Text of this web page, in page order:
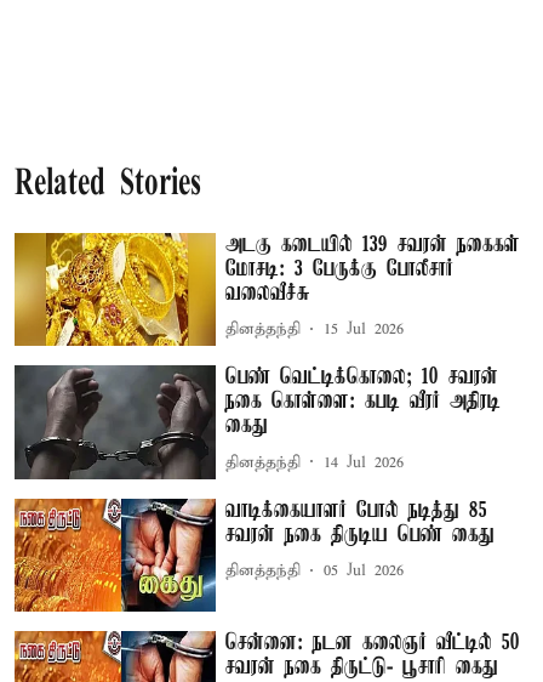
Related Stories
அடகு கடையில் 139 சவரன் நகைகள்
மோசடி: 3 பேருக்கு போலீசார்
வலைவீச்சு
தினத்தந்தி 15 Jul 2026
பெண் வெட்டிக்கொலை; 10 சவரன்
நகை கொள்ளை: கபடி வீரர் அதிரடி
கைது
தினத்தந்தி 14 Jul 2026
வாடிக்கையாளர் போல் நடித்து 85
சவரன் நகை திருடிய பெண் கைது
தினத்தந்தி 05 Jul 2026
சென்னை: நடன கலைஞர் வீட்டில் 50
சவரன் நகை திருட்டு- பூசாரி கைது